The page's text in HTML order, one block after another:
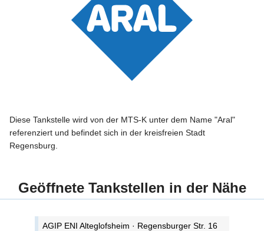
Diese Tankstelle wird von der MTS-K unter dem Name "Aral"
referenziert und befindet sich in der kreisfreien Stadt
Regensburg.
Geöffnete Tankstellen in der Nähe
AGIP ENI Alteglofsheim · Regensburger Str. 16